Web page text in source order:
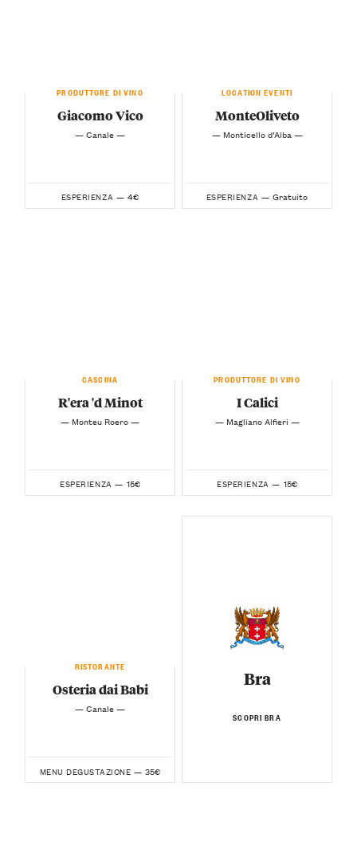
PRODUTTORE DI VINO
Giacomo Vico
— Canale —
ESPERIENZA — 4€
LOCATION EVENTI
MonteOliveto
— Monticello d’Alba —
ESPERIENZA — Gratuito
CASCINA
R'era 'd Minot
— Monteu Roero —
ESPERIENZA — 15€
PRODUTTORE DI VINO
I Calici
— Magliano Alfieri —
ESPERIENZA — 15€
RISTORANTE
Osteria dai Babi
— Canale —
MENU DEGUSTAZIONE — 35€
Bra
SCOPRI BRA